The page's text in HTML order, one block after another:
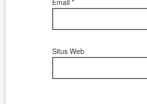
Situs Web